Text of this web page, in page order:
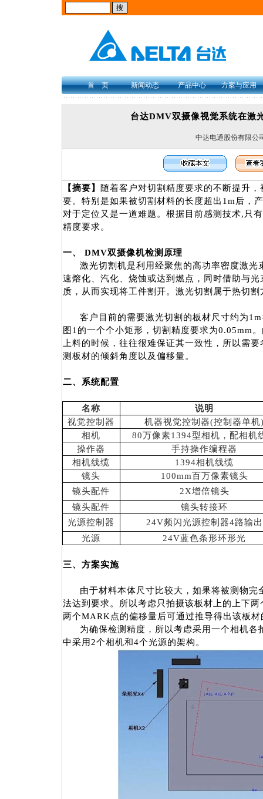
首 页 新闻动态 产品中心 方案与应用
台达DMV双摄像视觉系统在激
中达电通股份有限公
【摘要】
随着客户对切割精度要求的不断提升
要。特别是如果被切割材料的长度超出 1m 后，
对于定位又是一道难题。根据目前感测技术, 只
精度要求。
一、 DMV双摄像机检测原理
激光切割机是利用经聚焦的高功率密度激
速熔化、汽化、烧蚀或达到燃点，同时借助与
质，从而实现将工件割开。激光切割属于热切割
客户目前的需要激光切割的板材尺寸约为1m
图 1 的一个个小矩形，切割精度要求为0.05mm
上料的时候，往往很难保证其一致性，所以需
测板材的倾斜角度以及偏移量。
二、系统配置
名称
说明
视觉控制器
机器视觉控制器(控制器单机
相机
80万像素1394型相机，配相机
操作器
手持操作编程器
相机线缆
1394相机线缆
镜头
100mm百万像素镜头
镜头配件
2X增倍镜头
镜头配件
镜头转接环
光源控制器
24V频闪光源控制器4路输出
光源
24V蓝色条形环形光
三、方案实施
由于材料本体尺寸比较大，如果将被测物
法达到要求。所以考虑只拍摄该板材上的上下两
两个MARK 点的偏移量后可通过推导得出该板
为确保检测精度，所以考虑采用一个相机各
中采用 2个相机和4个光源的架构。